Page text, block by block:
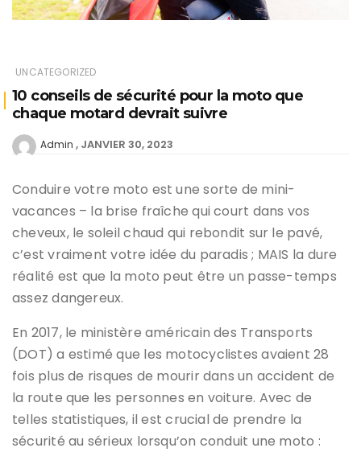
UNCATEGORIZED
10 conseils de sécurité pour la moto que
chaque motard devrait suivre
Admin JANVIER 30, 2023
Conduire votre moto est une sorte de mini-
vacances – la brise fraîche qui court dans vos
cheveux, le soleil chaud qui rebondit sur le pavé,
c’est vraiment votre idée du paradis ; MAIS la dure
réalité est que la moto peut être un passe-temps
assez dangereux.
En 2017, le ministère américain des Transports
(DOT) a estimé que les motocyclistes avaient 28
fois plus de risques de mourir dans un accident de
la route que les personnes en voiture. Avec de
telles statistiques, il est crucial de prendre la
sécurité au sérieux lorsqu’on conduit une moto :